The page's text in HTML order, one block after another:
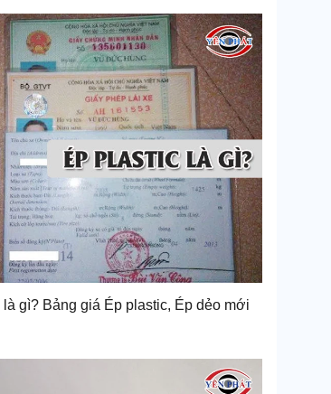
là gì? Bảng giá Ép plastic, Ép dẻo mới